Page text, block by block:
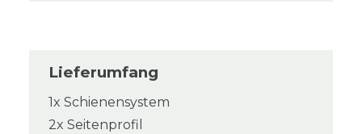
Lieferumfang
1x Schienensystem
2x Seitenprofil